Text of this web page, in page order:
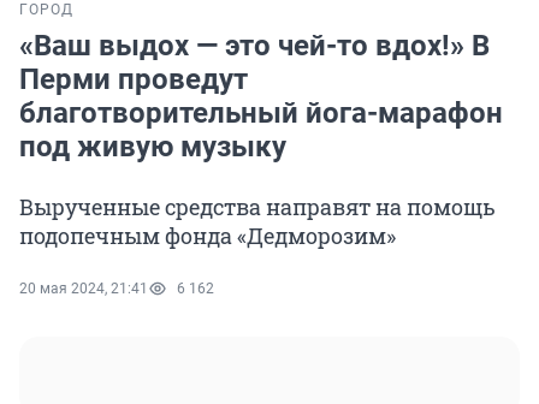
ГОРОД
«Ваш выдох — это чей-то вдох!» В
Перми проведут
благотворительный йога-марафон
под живую музыку
Вырученные средства направят на помощь
подопечным фонда «Дедморозим»
20 мая 2024, 21:41 6 162